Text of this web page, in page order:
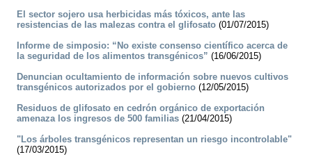
El sector sojero usa herbicidas más tóxicos, ante las
resistencias de las malezas contra el glifosato (01/07/2015)
Informe de simposio: “No existe consenso científico acerca de
la seguridad de los alimentos transgénicos” (16/06/2015)
Denuncian ocultamiento de información sobre nuevos cultivos
transgénicos autorizados por el gobierno (12/05/2015)
Residuos de glifosato en cedrón orgánico de exportación
amenaza los ingresos de 500 familias (21/04/2015)
"Los árboles transgénicos representan un riesgo incontrolable"
(17/03/2015)